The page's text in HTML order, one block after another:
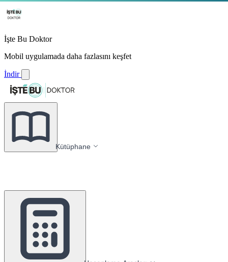
İşte Bu Doktor
Mobil uygulamada daha fazlasını keşfet
İndir
Kütüphane